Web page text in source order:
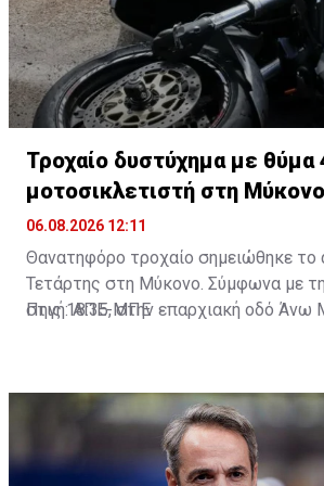
Τροχαίο δυστύχημα με θύμα
μοτοσικλετιστή στη Μύκονο
06.08.2026 12:11
Θανατηφόρο τροχαίο σημειώθηκε το
Τετάρτης στη Μύκονο. Σύμφωνα με
στις 18:35, στην επαρχιακή οδό
25χρονος. Από τη σύγκρουση ο
τραυματίστηκε θανάσιμα. Τα αίτια
διερευνώνται από την Υποδιεύθυνση
Πηγή: ΑΠΕ-ΜΠΕ